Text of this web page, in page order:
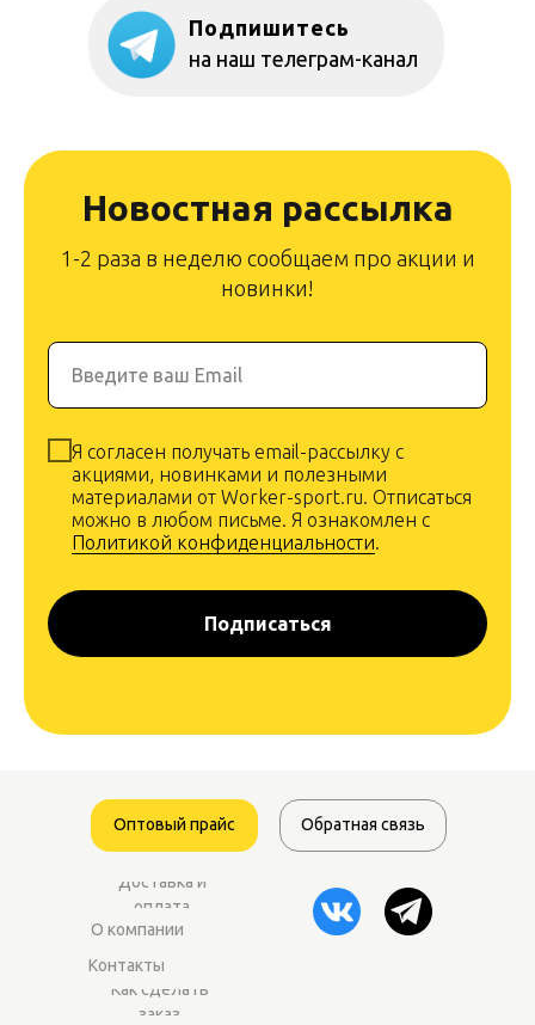
Подпишитесь
на наш телеграм-канал
Новостная рассылка
1-2 раза в неделю сообщаем про акции и
новинки!
Введите ваш Email
Я согласен получать email-рассылку с
акциями, новинками и полезными
материалами от Worker-sport.ru. Отписаться
можно в любом письме. Я ознакомлен с
Политикой конфиденциальности.
Подписаться
Контакты
О компании
Доставка и
оплата
Оптовый прайс Обратная связь
Как сделать
заказ